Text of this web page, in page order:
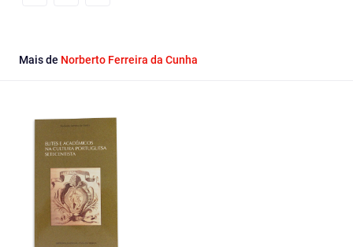
Mais de Norberto Ferreira da Cunha